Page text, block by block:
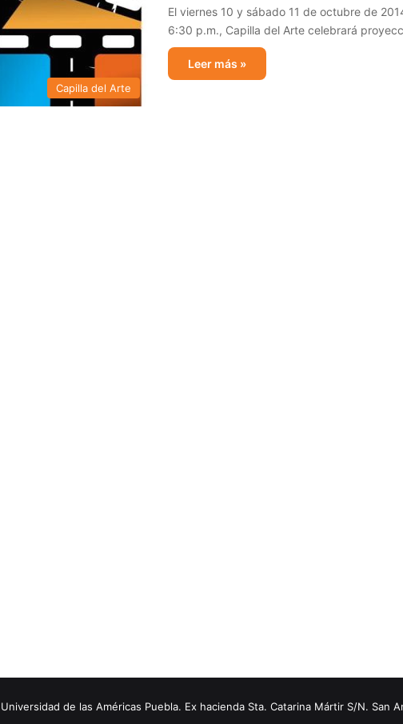
Capilla del Arte
El viernes 10 y sábado 11 de octubre de
6:30 p.m., Capilla del Arte celebrará
Leer más »
de las Américas Puebla. Ex hacienda Sta. Catarina Mártir S/N. San